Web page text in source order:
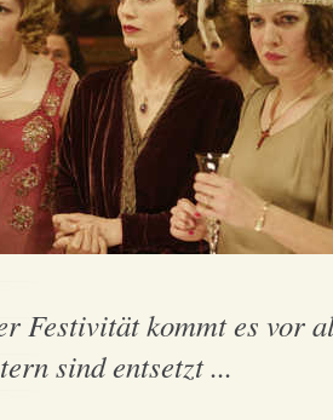
Festivität kommt es vor
sind entsetzt ...